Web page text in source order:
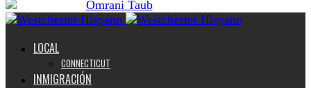
LOCAL
CONNECTICUT
INMIGRACIÓN